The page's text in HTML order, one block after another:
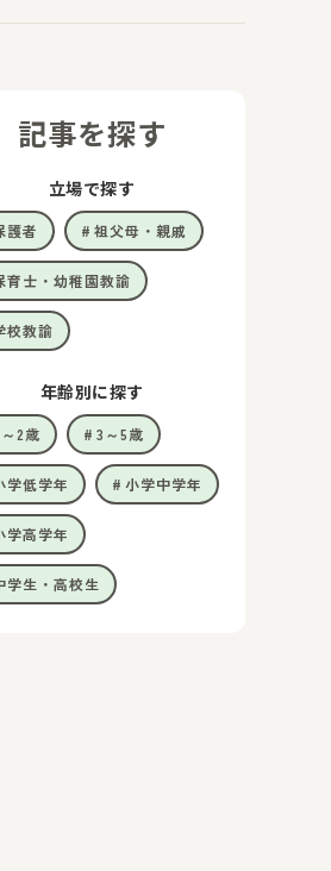
記事を探す
立場で探す
護者 祖父母・親戚
育士・幼稚園教諭
校教諭
年齢別に探す
2歳 3～5歳
学低学年 小学中学年
学高学年
学生・高校生